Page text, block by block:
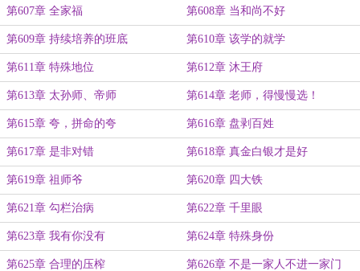
第607章 全家福 第608章 当和尚不好
第609章 持续培养的班底 第610章 该学的就学
第611章 特殊地位 第612章 沐王府
第613章 太孙师、帝师 第614章 老师，得慢慢选！
第615章 夸，拼命的夸 第616章 盘剥百姓
第617章 是非对错 第618章 真金白银才是好
第619章 祖师爷 第620章 四大铁
第621章 勾栏治病 第622章 千里眼
第623章 我有你没有 第624章 特殊身份
第625章 合理的压榨 第626章 不是一家人不进一家门